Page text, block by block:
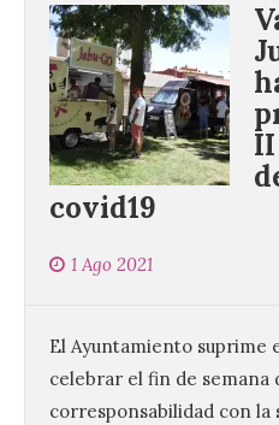
II
covid19
1 Ago 2021
El Ayuntamiento suprime
celebrar el fin de semana
corresponsabilidad con la